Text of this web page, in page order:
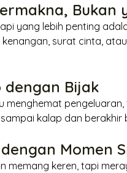
Bukan
yang lebih penting
kenangan, surat cinta,
dengan Bijak
menghemat
kalap dan berakhir
Momen
memang keren, tapi